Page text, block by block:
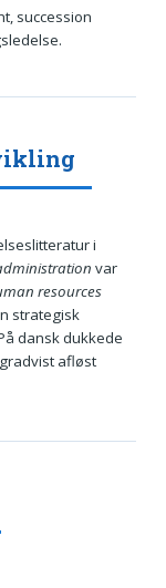
succession
i
var
resources
strategisk
dansk dukkede
afløst